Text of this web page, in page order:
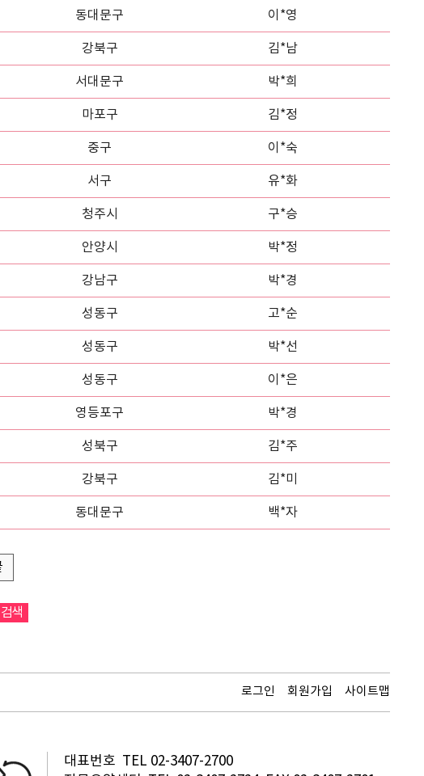
동대문구 이*영
강북구 김*남
서대문구 박*희
마포구 김*정
중구 이*숙
서구 유*화
청주시 구*승
안양시 박*정
강남구 박*경
성동구 고*순
성동구 박*선
성동구 이*은
영등포구 박*경
성북구 김*주
강북구 김*미
동대문구 백*자
로그인 회원가입 사이트맵
대표번호 TEL 02-3407-2700